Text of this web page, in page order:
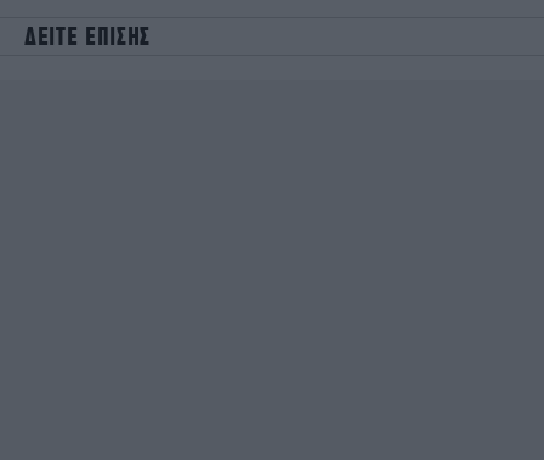
ΔΕΙΤΕ ΕΠΙΣΗΣ